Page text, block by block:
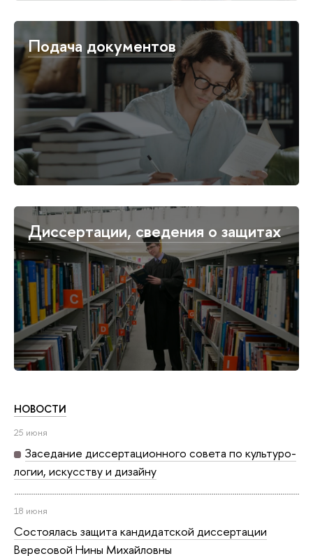
Подача документов
Диссертации, сведения о защитах
НОВОСТИ
25 июня
Заседание дис­сер­та­ци­он­но­го совета по куль­ту­ро­
ло­гии, искусству и дизайну
18 июня
Состоялась защита кан­ди­дат­ской диссертации
Вересовой Нины Михайловны